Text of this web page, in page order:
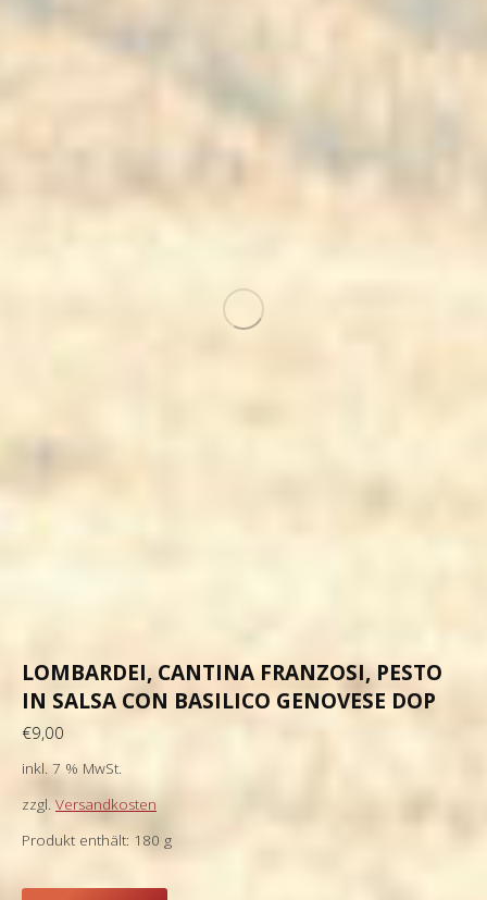
LOMBARDEI, CANTINA FRANZOSI, PESTO
IN SALSA CON BASILICO GENOVESE DOP
€9,00
inkl. 7 % MwSt.
zzgl. Versandkosten
Produkt enthält: 180 g